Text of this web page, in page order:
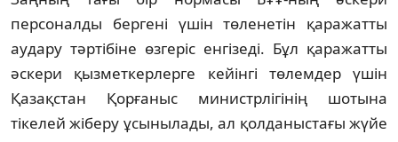
персоналды бергені үшін төленетін қаражатты
аудару тәртібіне өзгеріс енгізеді. Бұл қаражатты
әскери қызметкерлерге кейінгі төлемдер үшін
Қазақстан Қорғаныс министрлігінің шотына
тікелей жіберу ұсынылады, ал қолданыстағы жүйе